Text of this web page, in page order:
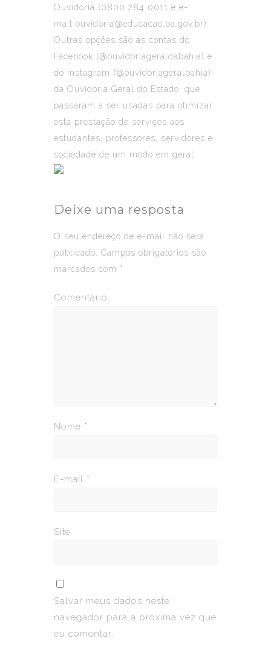
Ouvidoria (0800 284 0011 e e-
mail ouvidoria@educacao.ba.gov.br).
Outras opções são as contas do
Facebook (@ouvidoriageraldabahia) e
do Instagram (@ouvidoriageralbahia)
da Ouvidoria Geral do Estado, que
passaram a ser usadas para otimizar
esta prestação de serviços aos
estudantes, professores, servidores e
sociedade de um modo em geral.
Deixe uma resposta
O seu endereço de e-mail não será
publicado.
Campos obrigatórios são
marcados com *
Comentário
Nome *
E-mail *
Site
Salvar meus dados neste
navegador para a próxima vez que
eu comentar.